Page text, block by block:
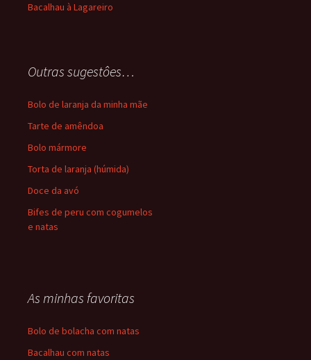
Bacalhau à Lagareiro
Outras sugestôes…
Bolo de laranja da minha mãe
Tarte de amêndoa
Bolo mármore
Torta de laranja (húmida)
Doce da avó
Bifes de peru com cogumelos
e natas
As minhas favoritas
Bolo de bolacha com natas
Bacalhau com natas